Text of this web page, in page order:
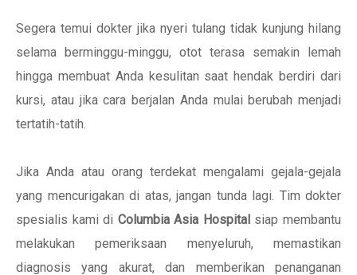
Segera temui dokter jika nyeri tulang tidak kunjung hilang
selama berminggu-minggu, otot terasa semakin lemah
hingga membuat Anda kesulitan saat hendak berdiri dari
kursi, atau jika cara berjalan Anda mulai berubah menjadi
tertatih-tatih.
Jika Anda atau orang terdekat mengalami gejala-gejala
yang mencurigakan di atas, jangan tunda lagi. Tim dokter
spesialis kami di Columbia Asia Hospital siap membantu
melakukan pemeriksaan menyeluruh, memastikan
diagnosis yang akurat, dan memberikan penanganan